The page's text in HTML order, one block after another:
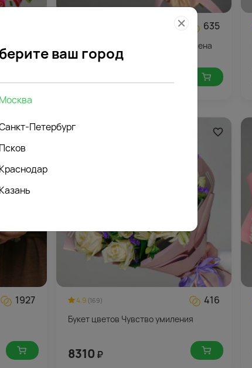
635
Букет цветов Романтическая пелена
12690₽
1927 4.9 (169) 416
Букет цветов Чувство умиления
8310 ₽
ваш город
Москва
Петербург
Псков
Краснодар
Казань